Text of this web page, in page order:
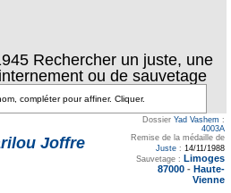
Rechercher un juste, une
ou de sauvetage
Joffre
Dossier Yad Vashem :
4003A
Remise de la médaille de
Juste : 14/11/1988
Sauvetage : Limoges
87000 - Haute-
Vienne